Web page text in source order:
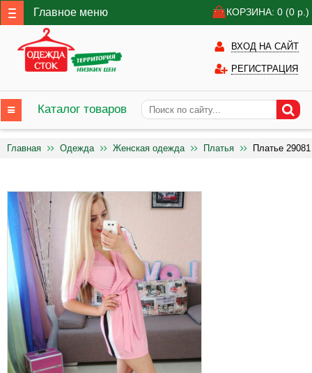
Главное меню КОРЗИНА: 0 (0 р.)
ВХОД НА САЙТ
РЕГИСТРАЦИЯ
Каталог товаров
Главная Одежда Женская одежда Платья Платье 29081